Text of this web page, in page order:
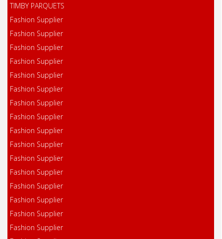
TIMBY PARQUETS
Fashion Supplier
Fashion Supplier
Fashion Supplier
Fashion Supplier
Fashion Supplier
Fashion Supplier
Fashion Supplier
Fashion Supplier
Fashion Supplier
Fashion Supplier
Fashion Supplier
Fashion Supplier
Fashion Supplier
Fashion Supplier
Fashion Supplier
Fashion Supplier